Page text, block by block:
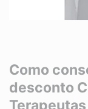
Como
desconto